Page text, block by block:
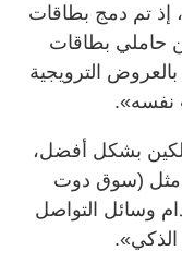
إذ تم دمج بطاقات
حاملي بطاقات
الترويجية
نفسه».
بشكل أفضل،
مثل (سوق دوت
وسائل التواصل
الذكي».